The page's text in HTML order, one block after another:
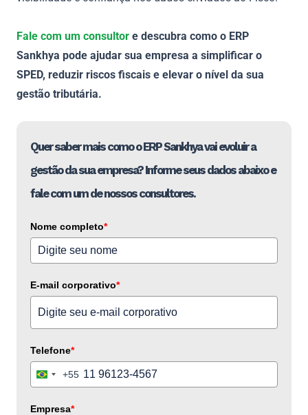
Fale com um consultor e descubra como o ERP
Sankhya pode ajudar sua empresa a simplificar o
SPED, reduzir riscos fiscais e elevar o nível da sua
gestão tributária.
Quer saber mais como o ERP Sankhya vai evoluir a
gestão da sua empresa? Informe seus dados abaixo e
fale com um de nossos consultores.
Nome completo*
E-mail corporativo*
Telefone*
Brazil+55
Empresa*